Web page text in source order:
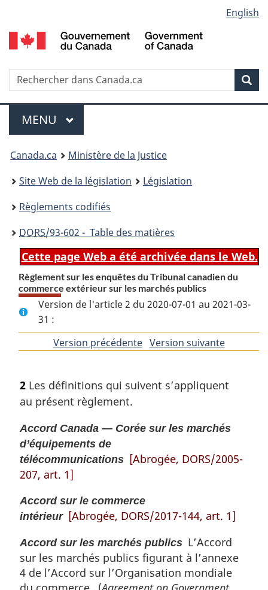
au
contenu
propos
de
la
HTML
simplifiée
selection
English
Recherche
Menu
MENU PRINCIPAL
You
are
here:
Canada.ca
Ministère de la Justice
Site Web de la législation
Législation
Règlements codifiés
DORS/93-602 - Table des matières
Cette page Web a été archivée dans le Web.
Règlement sur les enquêtes du Tribunal canadien du
commerce extérieur sur les marchés publics
Version de l'article 2 du 2020-07-01 au 2021-03-
31 :
Version précédentedeVersion suivantede
2 Les définitions qui suivent s’appliquent
au présent règlement.
Accord Canada — Corée sur les marchés
d’équipements de
télécommunications [Abrogée, DORS/2005-
207, art. 1]
Accord sur le commerce
intérieur [Abrogée, DORS/2017-144, art. 1]
Accord sur les marchés publics L’Accord
sur les marchés publics figurant à l’annexe
4 de l’Accord sur l’Organisation mondiale